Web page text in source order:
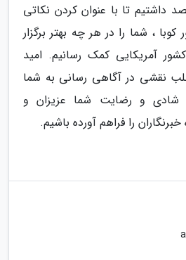
داشتیم تا با عنوان کردن نکاتی
، شما را در هر چه بهتر برگزار
آمریکایی کمک رسانیم. امید
نقشی در آگاهی رسانی به شما
شادی و رضایت شما عزیزان و
را فراهم آورده باشیم.